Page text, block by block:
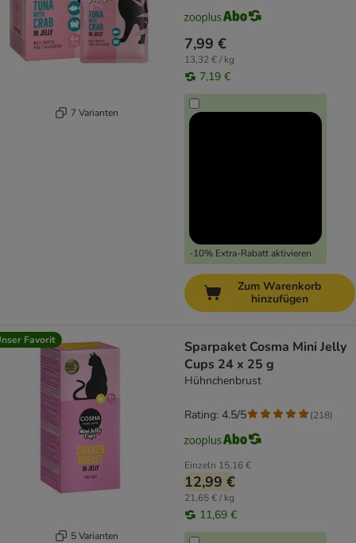
7 Varianten
7,99 €
13,32 € / kg
7,19 €
-10% Extra-Rabatt aktivieren
Zum Warenkorb
hinzufügen
Favorit
5 Varianten
Sparpaket Cosma Mini Jelly
Cups 24 x 25 g
Hühnchenbrust
Einzeln 15,16 €
12,99 €
21,65 € / kg
11,69 €
Rating: 4.5/5 (218)